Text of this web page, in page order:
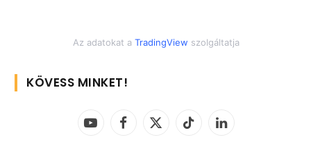
Az adatokat a TradingView szolgáltatja
KÖVESS MINKET!
YouTubeFacebook
X
TikTok LinkedIn